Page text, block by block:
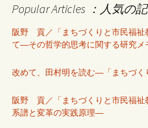
Popular Articles ：人気の
阪野 貢／「まちづくりと市民福
て―その哲学的思考に関する研究
改めて、田村明を読む―「まちづ
阪野 貢／「まちづくりと市民福祉
系譜と変革の実践原理―